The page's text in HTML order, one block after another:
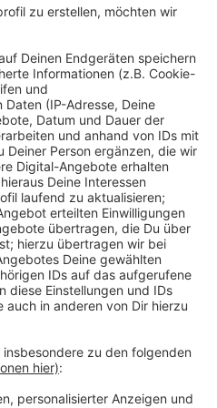
gibt es nicht. Es handelt
vor dem letzten
Der Versorger
Leitungen, die Gemeinde
Beleuchtung. Bis
die Ergebnisse der